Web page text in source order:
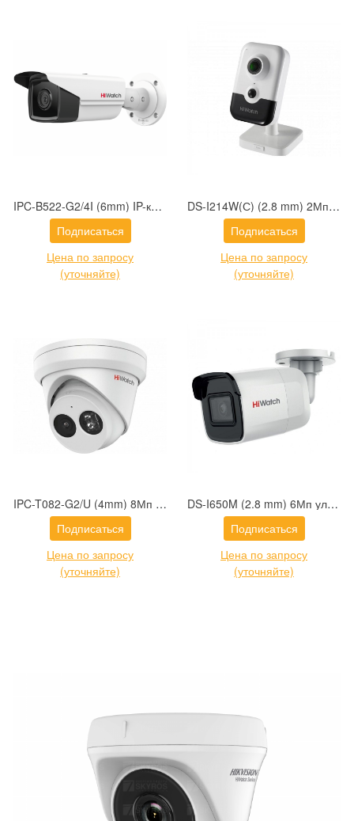
IPC-B522-G2/4I (6mm) IP-камера 2Мп уличная цилиндрическая интеллектуальная с объективом 6мм и EXIR-подсветкой до 80м
Подписаться
Цена по запросу
(уточняйте)
DS-I214W(С) (2.8 mm) 2Мп внутренняя IP-камера c EXIR-подсветкой до 10м и WiFi
Подписаться
Цена по запросу
(уточняйте)
IPC-T082-G2/U (4mm) 8Мп уличная IP-камера с EXIR-подсветкой до 30м
Подписаться
Цена по запросу
(уточняйте)
DS-I650M (2.8 mm) 6Мп уличная цилиндрическая IP-камера с EXIR-подсветкой до 30м и встроенным микрофоном
Подписаться
Цена по запросу
(уточняйте)